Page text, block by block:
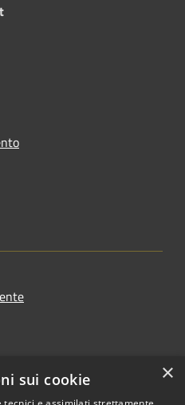
×
sui cookie